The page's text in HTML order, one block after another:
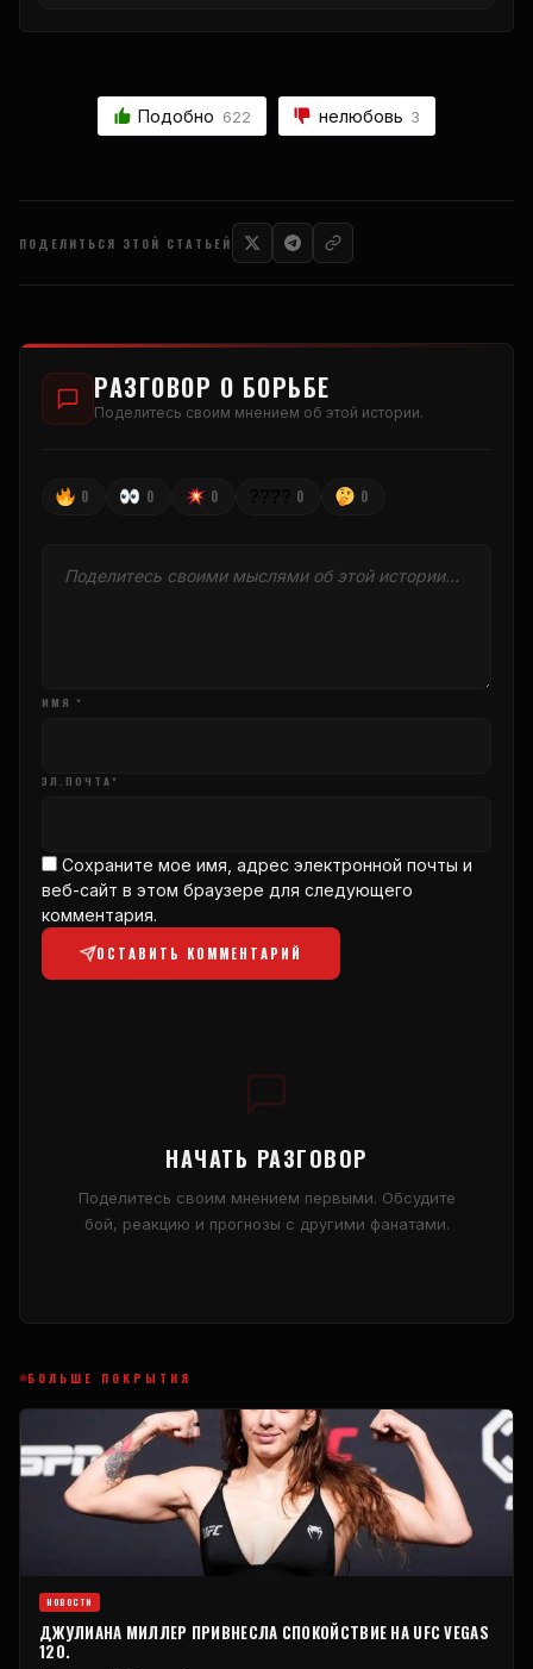
Подобно 622 нелюбовь 3
ПОДЕЛИТЬСЯ ЭТОЙ СТАТЬЕЙ
РАЗГОВОР О БОРЬБЕ
Поделитесь своим мнением об этой истории.
0 0 0 0 0
ИМЯ *
ЭЛ.ПОЧТА*
Сохраните мое имя, адрес электронной почты и
веб-сайт в этом браузере для следующего
комментария.
ОСТАВИТЬ КОММЕНТАРИЙ
НАЧАТЬ РАЗГОВОР
Поделитесь своим мнением первыми. Обсудите
бой, реакцию и прогнозы с другими фанатами.
БОЛЬШЕ ПОКРЫТИЯ
НОВОСТИ
ДЖУЛИАНА МИЛЛЕР ПРИВНЕСЛА СПОКОЙСТВИЕ НА UFC VEGAS
120.